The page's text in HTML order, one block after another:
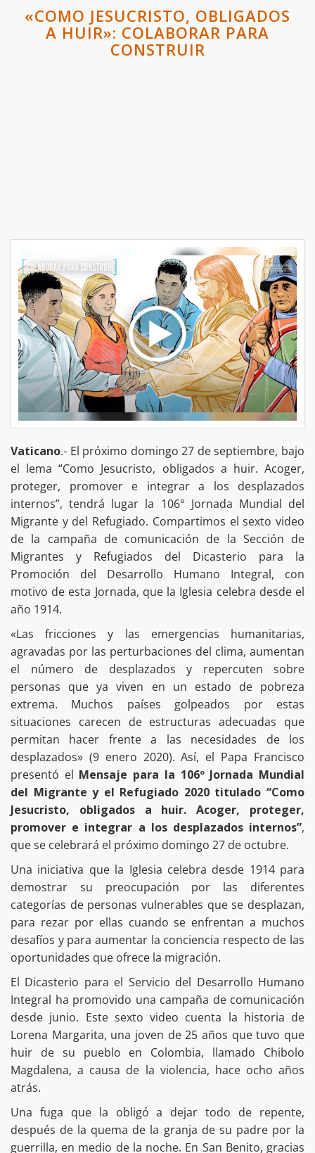
«COMO JESUCRISTO, OBLIGADOS
A HUIR»: COLABORAR PARA
CONSTRUIR
Vaticano.- El próximo domingo 27 de septiembre, bajo
el lema “Como Jesucristo, obligados a huir. Acoger,
proteger, promover e integrar a los desplazados
internos”, tendrá lugar la 106° Jornada Mundial del
Migrante y del Refugiado. Compartimos el sexto video
de la campaña de comunicación de la Sección de
Migrantes y Refugiados del Dicasterio para la
Promoción del Desarrollo Humano Integral, con
motivo de esta Jornada, que la Iglesia celebra desde el
año 1914.
«Las fricciones y las emergencias humanitarias,
agravadas por las perturbaciones del clima, aumentan
el número de desplazados y repercuten sobre
personas que ya viven en un estado de pobreza
extrema. Muchos países golpeados por estas
situaciones carecen de estructuras adecuadas que
permitan hacer frente a las necesidades de los
desplazados» (9 enero 2020). Así, el Papa Francisco
presentó el Mensaje para la 106º Jornada Mundial
del Migrante y el Refugiado 2020 titulado “Como
Jesucristo, obligados a huir. Acoger, proteger,
promover e integrar a los desplazados internos”,
que se celebrará el próximo domingo 27 de octubre.
Una iniciativa que la Iglesia celebra desde 1914 para
demostrar su preocupación por las diferentes
categorías de personas vulnerables que se desplazan,
para rezar por ellas cuando se enfrentan a muchos
desafíos y para aumentar la conciencia respecto de las
oportunidades que ofrece la migración.
El Dicasterio para el Servicio del Desarrollo Humano
Integral ha promovido una campaña de comunicación
desde junio. Este sexto video cuenta la historia de
Lorena Margarita, una joven de 25 años que tuvo que
huir de su pueblo en Colombia, llamado Chibolo
Magdalena, a causa de la violencia, hace ocho años
atrás.
Una fuga que la obligó a dejar todo de repente,
después de la quema de la granja de su padre por la
guerrilla, en medio de la noche. En San Benito, gracias